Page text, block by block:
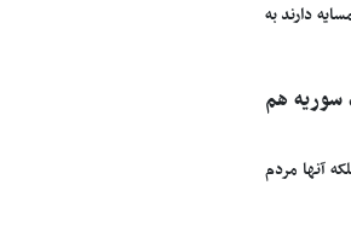
دارند به
سوریه هم
آنها مردم